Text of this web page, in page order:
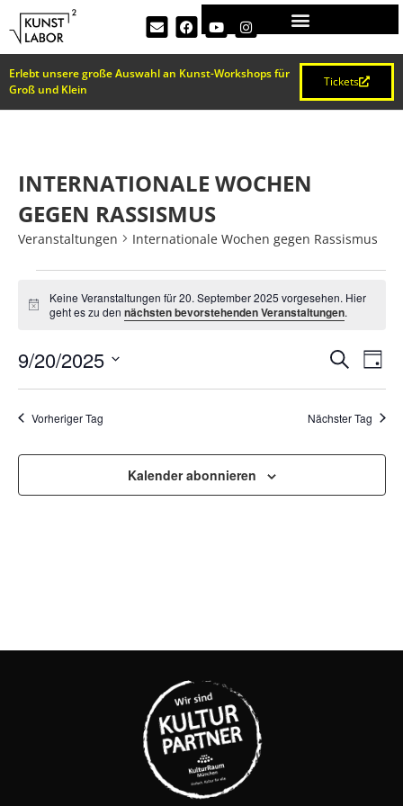
Erlebt unsere große Auswahl an Kunst-Workshops für
Groß und Klein
Tickets
INTERNATIONALE WOCHEN
GEGEN RASSISMUS
Veranstaltungen Internationale Wochen gegen Rassismus
Hinweis
Keine Veranstaltungen für 20. September 2025 vorgesehen. Hier
geht es zu dennächsten bevorstehenden Veranstaltungen.
UND
SucheTag
9/20/2025
wählen.
Vorheriger Tag Nächster Tag
Kalender abonnieren